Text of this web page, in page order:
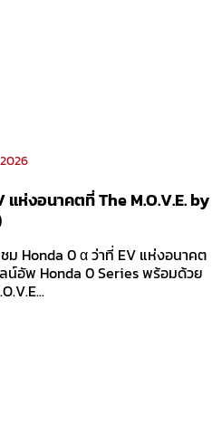
ห่งอนาคตที่ The M.O.V.E. by
ม Honda 0 α ว่าที่ EV แห่งอนาคต
น์อัพ Honda 0 Series พร้อมด้วย